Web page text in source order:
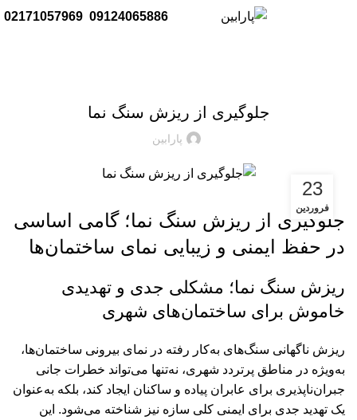
09124065886
02171057969
جلوگیری از ریزش سنگ نما
پارابین
23
فروردین
جلوگیری از ریزش سنگ نما؛ گامی اساسی
در حفظ ایمنی و زیبایی نمای ساختمان‌ها
ریزش سنگ نما؛ مشکلی جدی و تهدیدی
خاموش برای ساختمان‌های شهری
ریزش ناگهانی سنگ‌های به‌کار رفته در نمای بیرونی ساختمان‌ها،
به‌ویژه در مناطق پرتردد شهری، نه‌تنها می‌تواند خطرات جانی
جبران‌ناپذیری برای عابران پیاده و ساکنان ایجاد کند، بلکه به‌عنوان
یک تهدید جدی برای ایمنی کلی سازه نیز شناخته می‌شود. این